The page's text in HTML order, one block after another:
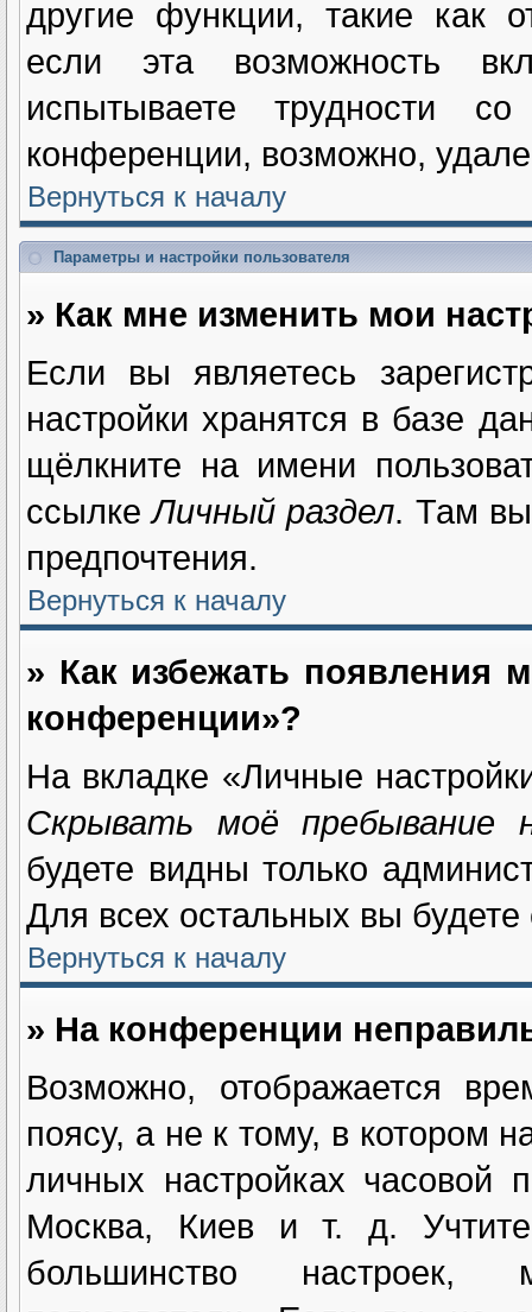
другие функции, такие как
если эта возможность
испытываете трудности
конференции, возможно,
Вернуться к началу
Параметры и настройки пользователя
» Как мне изменить мои
Если вы являетесь
настройки хранятся в базе
щёлкните на имени
ссылкеЛичный раздел. Там вы
предпочтения.
Вернуться к началу
» Как избежать появления
конференции»?
На вкладке «Личные
Скрывать моё пребывание
будете видны только
Для всех остальных вы
Вернуться к началу
» На конференции
Возможно, отображается
поясу, а не к тому, в котором
личных настройках часовой
Москва, Киев и т. д.
большинство настроек,